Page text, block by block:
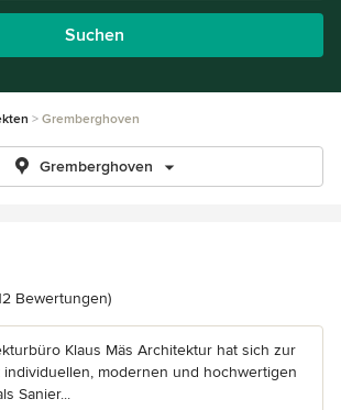
Suchen
Gremberghoven
Gremberghoven
4.9 von 5 Sternen
Bewertungen)
Klaus Mäs Architektur hat sich zur
individuellen, modernen und hochwertigen
Sanier...